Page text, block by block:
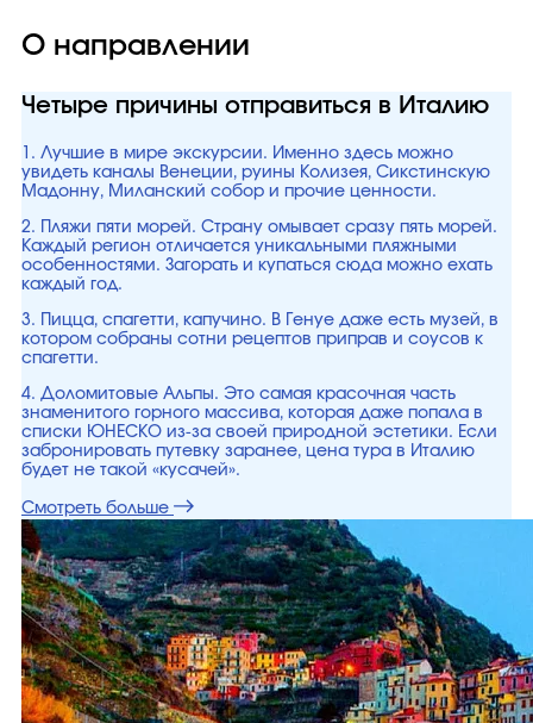
О направлении
Четыре причины отправиться в Италию
1. Лучшие в мире экскурсии. Именно здесь можно
увидеть каналы Венеции, руины Колизея, Сикстинскую
Мадонну, Миланский собор и прочие ценности.
2. Пляжи пяти морей. Страну омывает сразу пять морей.
Каждый регион отличается уникальными пляжными
особенностями. Загорать и купаться сюда можно ехать
каждый год.
3. Пицца, спагетти, капучино. В Генуе даже есть музей, в
котором собраны сотни рецептов приправ и соусов к
спагетти.
4. Доломитовые Альпы. Это самая красочная часть
знаменитого горного массива, которая даже попала в
списки ЮНЕСКО из-за своей природной эстетики. Если
забронировать путевку заранее, цена тура в Италию
будет не такой «кусачей».
Смотреть больше